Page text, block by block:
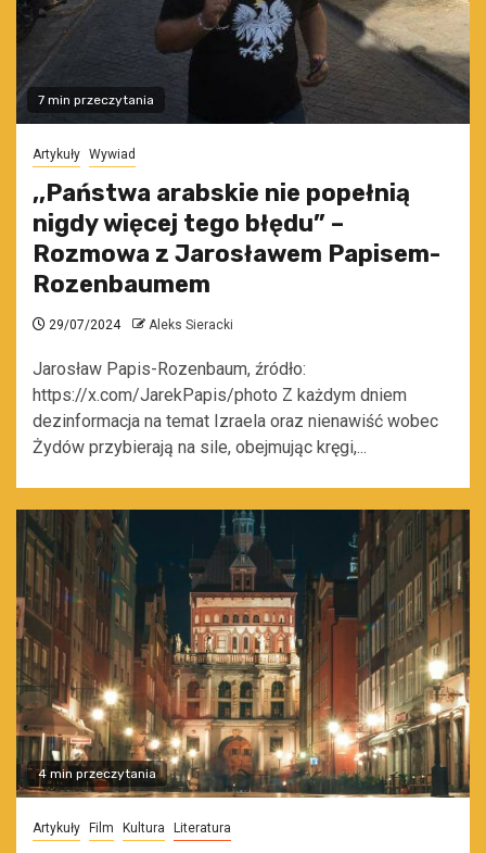
7 min przeczytania
Artykuły Wywiad
,,Państwa arabskie nie popełnią
nigdy więcej tego błędu” –
Rozmowa z Jarosławem Papisem-
Rozenbaumem
29/07/2024 Aleks Sieracki
Jarosław Papis-Rozenbaum, źródło:
https://x.com/JarekPapis/photo Z każdym dniem
dezinformacja na temat Izraela oraz nienawiść wobec
Żydów przybierają na sile, obejmując kręgi,...
4 min przeczytania
Artykuły Film Kultura Literatura